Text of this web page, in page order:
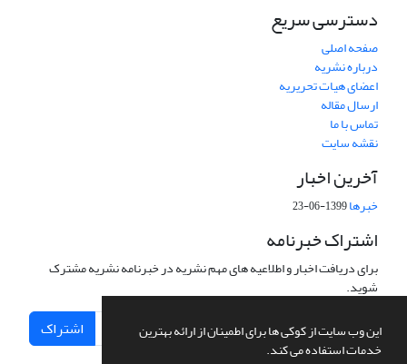
این وب سایت از کوکی ها برای اطمینان از ارائه بهترین
خدمات استفاده می کند.
دسترسی سریع
صفحه اصلی
درباره نشریه
اعضای هیات تحریریه
ارسال مقاله
تماس با ما
نقشه سایت
آخرین اخبار
خبرها1399-06-23
اشتراک خبرنامه
برای دریافت اخبار و اطلاعیه های مهم نشریه در خبرنامه نشریه مشترک
شوید.
اشتراک